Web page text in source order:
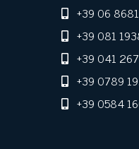
+39 06
+39 081
+39 041
+39 0789
+39 0584